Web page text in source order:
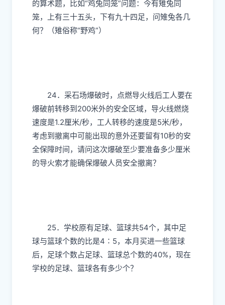
的算术题，比如“鸡兔同笼”问题：今有雉兔同
笼，上有三十五头，下有九十四足，问雉兔各几
何？（雉俗称“野鸡”）
24．采石场爆破时，点燃导火线后工人要在
爆破前转移到200米外的安全区域，导火线燃烧
速度是1.2厘米/秒，工人转移的速度是5米/秒，
考虑到撤离中可能出现的意外还要留有10秒的安
全保障时间，请问这次爆破至少要准备多少厘米
的导火索才能确保爆破人员安全撤离？
25．学校原有足球、篮球共54个，其中足
球与篮球个数的比是4∶5，本月买进一些篮球
后，足球个数占足球、篮球总个数的40%，现在
学校的足球、篮球各有多少个？